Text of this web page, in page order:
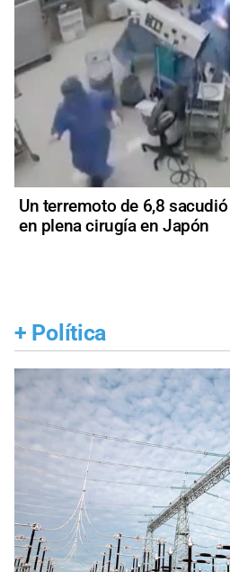
Un terremoto de 6,8
en plena cirugía en Japón
+ Política